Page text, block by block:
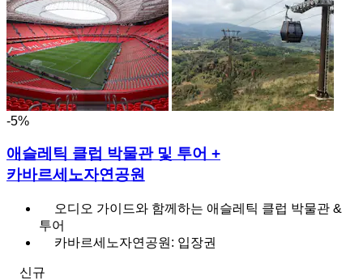
-5%
애슬레틱 클럽 박물관 및 투어 +
카바르세노자연공원
오디오 가이드와 함께하는 애슬레틱 클럽 박물관 &
투어
카바르세노자연공원: 입장권
신규